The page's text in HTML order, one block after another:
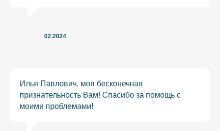
02.2024
Илья Павлович, моя бесконечная
признательность Вам! Спасибо за помощь с
моими проблемами!